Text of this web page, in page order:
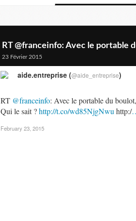
RT @franceinfo: Avec le portable
23 Février 2015
RT @franceinfo: Avec le portable du
Qui le sait ?http://t.co/wd85NjgNwu http:/
aide.entreprise (@aide_entreprise)
February 23, 2015